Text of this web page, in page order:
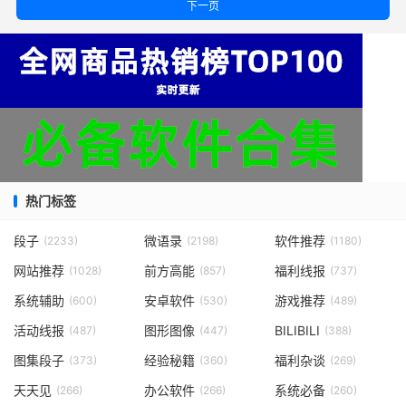
下一页
热门标签
段子 (2233) 微语录 (2198) 软件推荐 (1180)
网站推荐 (1028) 前方高能 (857) 福利线报 (737)
系统辅助 (600) 安卓软件 (530) 游戏推荐 (489)
活动线报 (487) 图形图像 (447) BILIBILI (388)
图集段子 (373) 经验秘籍 (360) 福利杂谈 (269)
天天见 (266) 办公软件 (266) 系统必备 (260)